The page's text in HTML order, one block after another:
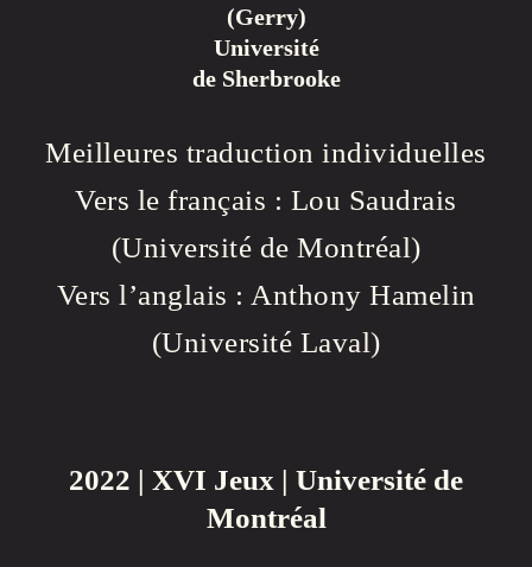
(Gerry)
Université
de Sherbrooke
Meilleures traduction individuelles
Vers le français : Lou Saudrais
(Université de Montréal)
Vers l’anglais : Anthony Hamelin
(Université Laval)
2022 | XVI Jeux | Université de
Montréal